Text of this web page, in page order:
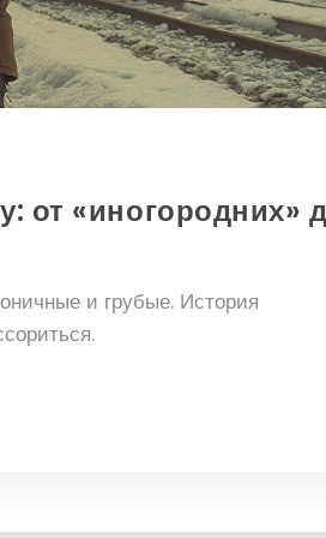
от «иногородних»
и грубые. История